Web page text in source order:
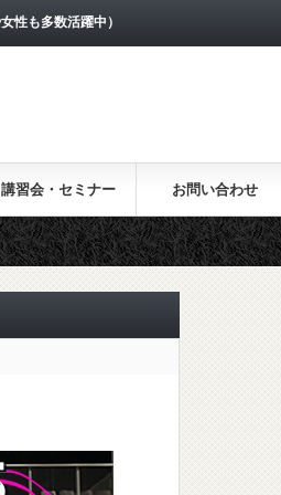
性も多数活躍中）
講習会・セミナー お問い合わせ